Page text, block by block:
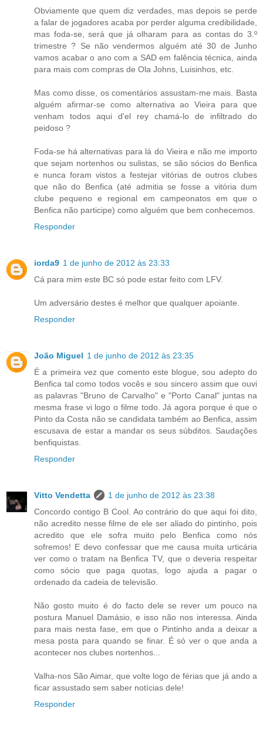
Obviamente que quem diz verdades, mas depois se perde
a falar de jogadores acaba por perder alguma credibilidade,
mas foda-se, será que já olharam para as contas do 3.º
trimestre ? Se não vendermos alguém até 30 de Junho
vamos acabar o ano com a SAD em falência técnica, ainda
para mais com compras de Ola Johns, Luisinhos, etc.
Mas como disse, os comentários assustam-me mais. Basta
alguém afirmar-se como alternativa ao Vieira para que
venham todos aqui d'el rey chamá-lo de infiltrado do
peidoso ?
Foda-se há alternativas para lá do Vieira e não me importo
que sejam nortenhos ou sulistas, se são sócios do Benfica
e nunca foram vistos a festejar vitórias de outros clubes
que não do Benfica (até admitia se fosse a vitória dum
clube pequeno e regional em campeonatos em que o
Benfica não participe) como alguém que bem conhecemos.
Responder
iorda9 1 de junho de 2012 às 23:33
Cá para mim este BC só pode estar feito com LFV.
Um adversário destes é melhor que qualquer apoiante.
Responder
João Miguel 1 de junho de 2012 às 23:35
É a primeira vez que comento este blogue, sou adepto do
Benfica tal como todos vocês e sou sincero assim que ouvi
as palavras "Bruno de Carvalho" e "Porto Canal" juntas na
mesma frase vi logo o filme todo. Já agora porque é que o
Pinto da Costa não se candidata também ao Benfica, assim
escusava de estar a mandar os seus súbditos. Saudações
benfiquistas.
Responder
Vitto Vendetta
1 de junho de 2012 às 23:38
Concordo contigo B Cool. Ao contrário do que aqui foi dito,
não acredito nesse filme de ele ser aliado do pintinho, pois
acredito que ele sofra muito pelo Benfica como nós
sofremos! E devo confessar que me causa muita urticária
ver como o tratam na Benfica TV, que o deveria respeitar
como sócio que paga quotas, logo ajuda a pagar o
ordenado da cadeia de televisão.
Não gosto muito é do facto dele se rever um pouco na
postura Manuel Damásio, e isso não nos interessa. Ainda
para mais nesta fase, em que o Pintinho anda a deixar a
mesa posta para quando se finar. É só ver o que anda a
acontecer nos clubes nortenhos...
Valha-nos São Aimar, que volte logo de férias que já ando a
ficar assustado sem saber notícias dele!
Responder